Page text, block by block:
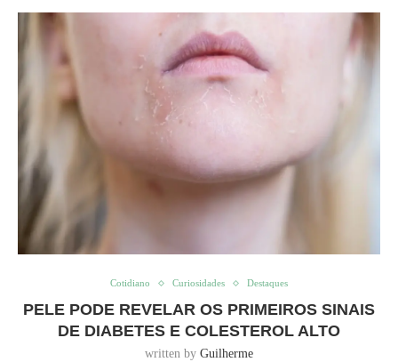
Cotidiano Curiosidades Destaques
PELE PODE REVELAR OS PRIMEIROS SINAIS
DE DIABETES E COLESTEROL ALTO
written by Guilherme